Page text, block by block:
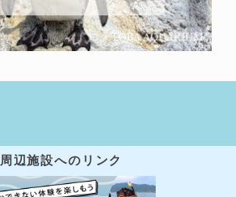
周辺施設へのリンク